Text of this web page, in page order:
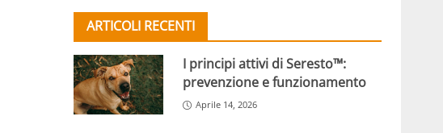
ARTICOLI RECENTI
I principi attivi di Seresto™:
prevenzione e funzionamento
Aprile 14, 2026